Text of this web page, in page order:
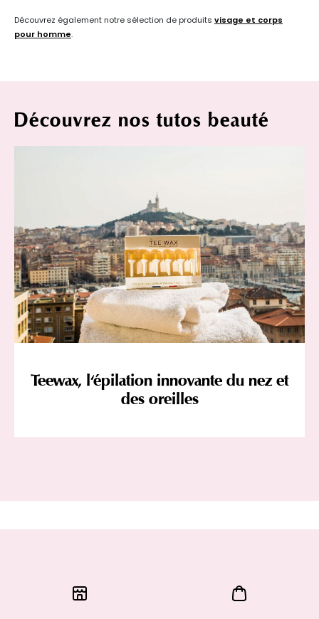
Découvrez également notre sélection de produits visage et corps
pour homme.
Découvrez nos tutos beauté
Teewax, l'épilation innovante du nez et
des oreilles